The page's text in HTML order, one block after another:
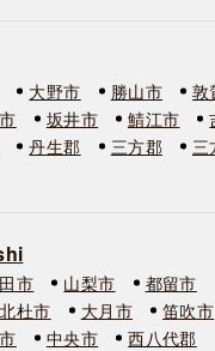
大野市 勝山市
敦
坂井市 鯖江市
丹生郡 三方郡
三
市 山梨市 都留市
北杜市 大月市 笛吹市
中央市 西八代郡